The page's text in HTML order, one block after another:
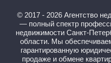
© 2017 - 2026 Агентство
— полный спектр
недвижимости Санкт-
области. Мы
гарантированную
продаже и обмене